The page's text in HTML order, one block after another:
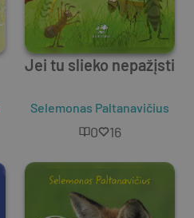
Jei tu slieko nepažįsti
Selemonas Paltanavičius
0 16